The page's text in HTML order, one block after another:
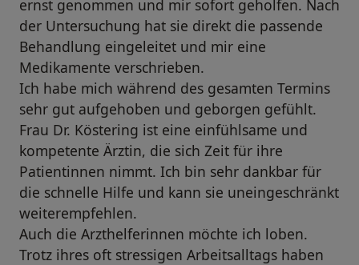
ernst genommen und mir sofort geholfen. Nach
der Untersuchung hat sie direkt die passende
Behandlung eingeleitet und mir eine
Medikamente verschrieben.
Ich habe mich während des gesamten Termins
sehr gut aufgehoben und geborgen gefühlt.
Frau Dr. Köstering ist eine einfühlsame und
kompetente Ärztin, die sich Zeit für ihre
Patientinnen nimmt. Ich bin sehr dankbar für
die schnelle Hilfe und kann sie uneingeschränkt
weiterempfehlen.
Auch die Arzthelferinnen möchte ich loben.
Trotz ihres oft stressigen Arbeitsalltags haben